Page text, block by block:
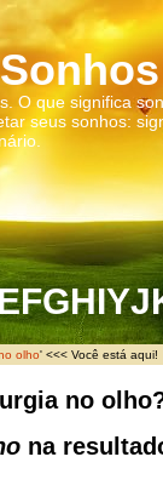
O que significa
seus sonhos:
FGHIYJ
olho' <<< Você está aqui!
no
na